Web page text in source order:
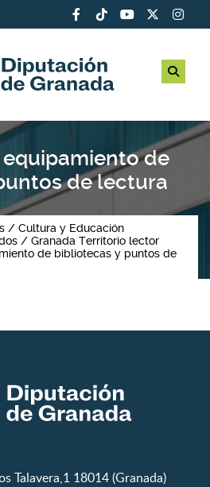
de
de lectura
Cultura y Educación
Granada Territorio lector
de bibliotecas y puntos de
Talavera,1 18014 (Granada)